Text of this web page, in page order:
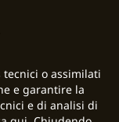
o assimilati
e garantire la
e di analisi di